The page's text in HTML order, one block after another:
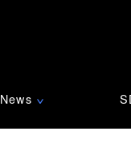
News ∨